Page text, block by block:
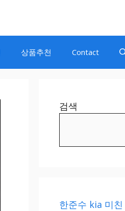
상품추천 Contact
검색
한준수 kia 미